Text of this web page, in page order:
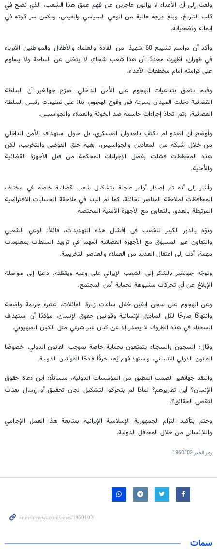
ولفت إلى أن الأعداء لا يزالون عاجزين عن فهم عمق هذا الشعب، الذي نضج في
قلب التاريخ، وبلغ درجة عالية من الوعي السياسي والقيمي، ويكمن سر قوته في
إيمانه وتضحياته.
وأكد أن مراسم تشييع 60 شهيدًا من القادة والعلماء والأطفال والمواطنين الأبرياء
في طهران، أظهرت مجددًا أن هذا شعب شجاع، لا يتخلى عن الساحة ولا يساوم
على كرامته أمام مخططات الأعداء.
وفيما يتعلق بتداعيات الهجوم على الأمن الداخلي، صرّح جهانغير أن السلطة
القضائية دخلت الميدان بسرعة فور وقوع الهجوم، بناءً على تعليمات رئيس السلطة
القضائية، وتم اتخاذ إجراءات حاسمة ضد الخونة والعملاء والجواسيس.
وأوضح أن العدو لم يكتفِ بالعدوان العسكري، بل حاول استهداف الأمن الداخلي
من خلال شبكة من المعادين والجواسيس، بغية خلق الفوضى والتخريب، لكن
هذه المخططات فشلت بفضل الإجراءات المحكمة من قبل الأجهزة القضائية
والأمنية.
وأشار إلى أنه تم إصدار أوامر عاجلة بتشكيل شعب قضائية خاصة في مختلف
المحافظات لملاحقة العناصر الخائنة، كما تم البدء في ملاحقة الحسابات الافتراضية
المرتبطة بالعدو، بالتعاون مع الأجهزة الأمنية المختصة.
ونوّه بالدور الكبير للشعب في إفشال هذه التهديدات، قائلاً: الوعي الشعبي
والتعاون غير المسبوق مع الأجهزة القضائية أسهما في تزويد السلطات بمعلومات
مهمة، أدت إلى اعتقال العديد من العملاء والعناصر التخريبية.
وتوجّه جهانغير بالشكر إلى الشعب الإيراني على وعيه ويقظته، داعيًا إلى مواصلة
الإبلاغ عن أي تحركات مشبوهة لحماية أمن المجتمع.
وعن الهجوم على سجن إيفين خلال ساعات زيارة العائلات، اعتبره جريمة واضحة
وانتهاكًا صارخًا لكل المبادئ الإنسانية وقوانين حقوق الإنسان، مؤكدًا أن استهداف
السجناء في هذه الظروف لا يصدر إلا عن كيان غير شرعي مثل الكيان الصهيوني.
وقال: السجون والسجناء يتمتعون بحماية خاصة بموجب القانون الدولي، خصوصًا
القانون الدولي الإنساني، واستهدافهم يُعد خرقًا فادحًا للقوانين الدولية.
وانتقد جهانغير الصمت المطبق من المؤسسات الدولية، متسائلًا: أين دعاة حقوق
الإنسان؟ أين تقاريرهم؟ لماذا لم يتحركوا لتشكيل لجان تحقيق أو إرسال بعثات
لتقصي الحقائق؟.
وختم بتأكيد التزام الجمهورية الإسلامية الإيرانية بمتابعة هذا العمل الإجرامي
واللاإنساني من خلال المحافل الدولية.
رمز الخبر1960102
سمات